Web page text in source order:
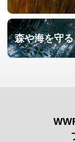
森や海を守る